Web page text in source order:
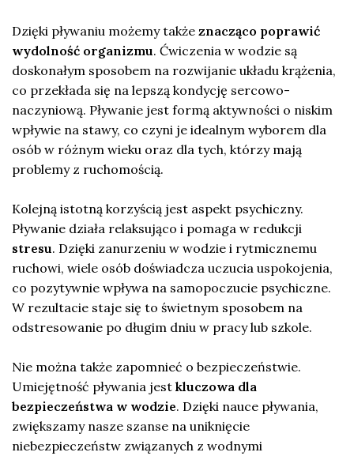
Dzięki pływaniu możemy także znacząco poprawić
wydolność organizmu. Ćwiczenia w wodzie są
doskonałym sposobem na rozwijanie układu krążenia,
co przekłada się na lepszą kondycję sercowo-
naczyniową. Pływanie jest formą aktywności o niskim
wpływie na stawy, co czyni je idealnym wyborem dla
osób w różnym wieku oraz dla tych, którzy mają
problemy z ruchomością.
Kolejną istotną korzyścią jest aspekt psychiczny.
Pływanie działa relaksująco i pomaga w redukcji
stresu. Dzięki zanurzeniu w wodzie i rytmicznemu
ruchowi, wiele osób doświadcza uczucia uspokojenia,
co pozytywnie wpływa na samopoczucie psychiczne.
W rezultacie staje się to świetnym sposobem na
odstresowanie po długim dniu w pracy lub szkole.
Nie można także zapomnieć o bezpieczeństwie.
Umiejętność pływania jest kluczowa dla
bezpieczeństwa w wodzie. Dzięki nauce pływania,
zwiększamy nasze szanse na uniknięcie
niebezpieczeństw związanych z wodnymi